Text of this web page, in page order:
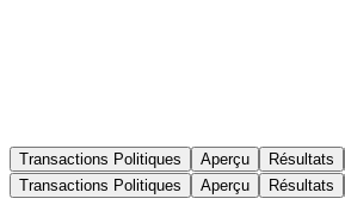
Transactions Politiques Aperçu Résultats
Transactions Politiques
Aperçu Résultats